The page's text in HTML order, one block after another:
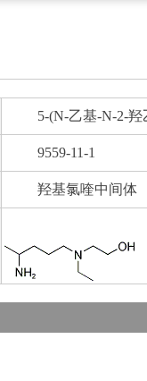
5-(N-乙基-N-2-羟
9559-11-1
羟基氯喹中间体